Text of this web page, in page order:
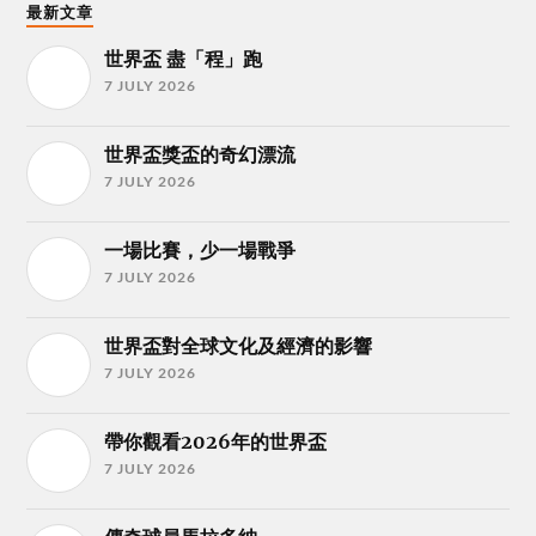
最新文章
世界盃 盡「程」跑
7 JULY 2026
世界盃獎盃的奇幻漂流
7 JULY 2026
一場比賽，少一場戰爭
7 JULY 2026
世界盃對全球文化及經濟的影響
7 JULY 2026
帶你觀看2026年的世界盃
7 JULY 2026